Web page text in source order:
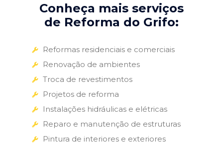
Conheça mais serviços
de Reforma do Grifo:
Reformas residenciais e comerciais
Renovação de ambientes
Troca de revestimentos
Projetos de reforma
Instalações hidráulicas e elétricas
Reparo e manutenção de estruturas
Pintura de interiores e exteriores